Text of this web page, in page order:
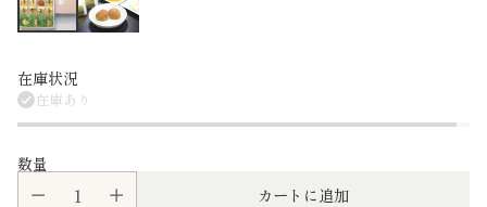
在庫状況
在庫あり
数量
カートに追加